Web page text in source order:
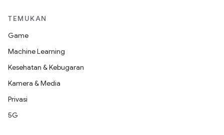
TEMUKAN
Game
Machine Learning
Kesehatan & Kebugaran
Kamera & Media
Privasi
5G